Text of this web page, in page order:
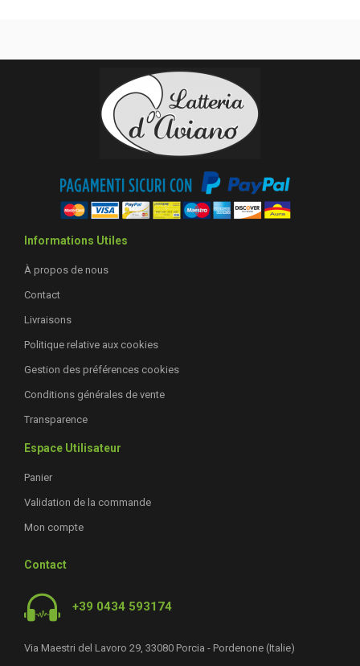
Informations Utiles
À propos de nous
Contact
Livraisons
Politique relative aux cookies
Gestion des préférences cookies
Conditions générales de vente
Transparence
Espace Utilisateur
Panier
Validation de la commande
Mon compte
Contact
+39 0434 593174
Via Maestri del Lavoro 29, 33080 Porcia - Pordenone (Italie)